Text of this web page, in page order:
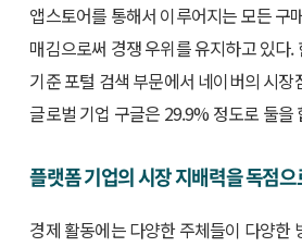
앱스토어를 통해서 이루어지는 모든 구
매김으로써 경쟁 우위를 유지하고 있다
기준 포털 검색 부문에서 네이버의 시
글로벌 기업 구글은 29.9% 정도로 둘을
플랫폼 기업의 시장 지배력을 독점으
경제 활동에는 다양한 주체들이 다양한